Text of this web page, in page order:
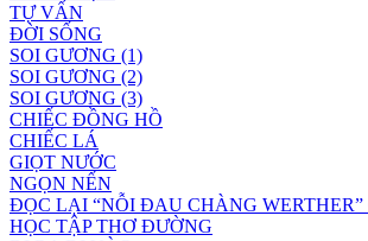
TỰ VẤN
ĐỜI SỐNG
SOI GƯƠNG (1)
SOI GƯƠNG (2)
SOI GƯƠNG (3)
CHIẾC ĐỒNG HỒ
CHIẾC LÁ
GIỌT NƯỚC
NGỌN NẾN
ĐỌC LẠI “NỖI ĐAU CHÀNG WERTHER”
HỌC TẬP THƠ ĐƯỜNG